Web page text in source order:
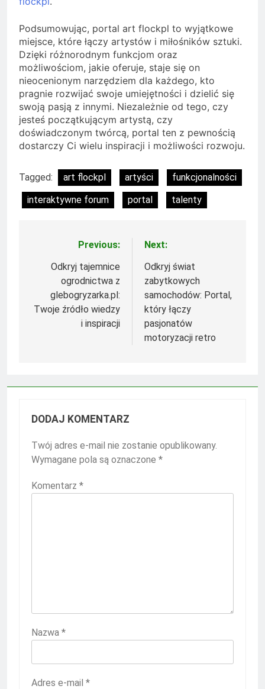
Podsumowując, portal art flockpl to wyjątkowe
miejsce, które łączy artystów i miłośników sztuki.
Dzięki różnorodnym funkcjom oraz
możliwościom, jakie oferuje, staje się on
nieocenionym narzędziem dla każdego, kto
pragnie rozwijać swoje umiejętności i dzielić się
swoją pasją z innymi. Niezależnie od tego, czy
jesteś początkującym artystą, czy
doświadczonym twórcą, portal ten z pewnością
dostarczy Ci wielu inspiracji i możliwości rozwoju.
Tagged: art flockpl artyści
funkcjonalności
interaktywne forum
portal talenty
Nawigacja
wpisu
Previous:
Odkryj tajemnice
ogrodnictwa z
glebogryzarka.pl:
Twoje źródło wiedzy
i inspiracji
Next:
Odkryj świat
zabytkowych
samochodów: Portal,
który łączy
pasjonatów
motoryzacji retro
DODAJ KOMENTARZ
Twój adres e-mail nie zostanie opublikowany.
Wymagane pola są oznaczone *
Komentarz *
Nazwa *
Adres e-mail *